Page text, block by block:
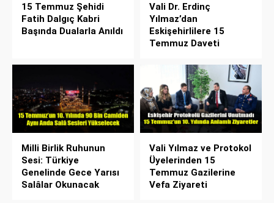
15 Temmuz Şehidi
Fatih Dalgıç Kabri
Başında Dualarla Anıldı
Vali Dr. Erdinç
Yılmaz’dan
Eskişehirlilere 15
Temmuz Daveti
Milli Birlik Ruhunun
Sesi: Türkiye
Genelinde Gece Yarısı
Salâlar Okunacak
Vali Yılmaz ve Protokol
Üyelerinden 15
Temmuz Gazilerine
Vefa Ziyareti